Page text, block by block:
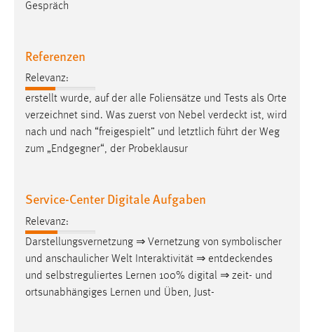
Gespräch
Referenzen
Relevanz:
erstellt wurde, auf der alle Foliensätze und Tests als Orte
verzeichnet sind. Was zuerst von Nebel verdeckt ist, wird
nach und nach “freigespielt” und letztlich führt der Weg
zum „Endgegner“, der Probeklausur
Service-Center Digitale Aufgaben
Relevanz:
Darstellungsvernetzung ⇒ Vernetzung von symbolischer
und anschaulicher Welt Interaktivität ⇒ entdeckendes
und selbstreguliertes Lernen 100% digital ⇒ zeit- und
ortsunabhängiges Lernen und Üben, Just-
3 Monate
EXTERNE MEDIEN
Um Inhalte von Videoplattformen und Social Media
Plattformen anzeigen zu können, werden von diesen
externen Medien Cookies gesetzt.
YouTube
Vimeo